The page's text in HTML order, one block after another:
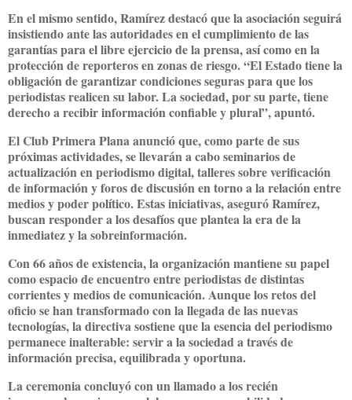
En el mismo sentido, Ramírez destacó que la asociación seguirá
insistiendo ante las autoridades en el cumplimiento de las
garantías para el libre ejercicio de la prensa, así como en la
protección de reporteros en zonas de riesgo. “El Estado tiene la
obligación de garantizar condiciones seguras para que los
periodistas realicen su labor. La sociedad, por su parte, tiene
derecho a recibir información confiable y plural”, apuntó.
El Club Primera Plana anunció que, como parte de sus
próximas actividades, se llevarán a cabo seminarios de
actualización en periodismo digital, talleres sobre verificación
de información y foros de discusión en torno a la relación entre
medios y poder político. Estas iniciativas, aseguró Ramírez,
buscan responder a los desafíos que plantea la era de la
inmediatez y la sobreinformación.
Con 66 años de existencia, la organización mantiene su papel
como espacio de encuentro entre periodistas de distintas
corrientes y medios de comunicación. Aunque los retos del
oficio se han transformado con la llegada de las nuevas
tecnologías, la directiva sostiene que la esencia del periodismo
permanece inalterable: servir a la sociedad a través de
información precisa, equilibrada y oportuna.
La ceremonia concluyó con un llamado a los recién